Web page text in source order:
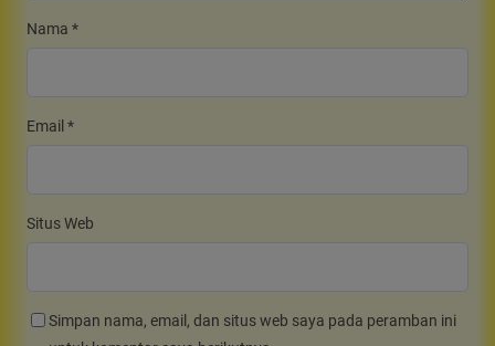
Nama *
Email *
Situs Web
Simpan nama, email, dan situs web saya pada peramban ini